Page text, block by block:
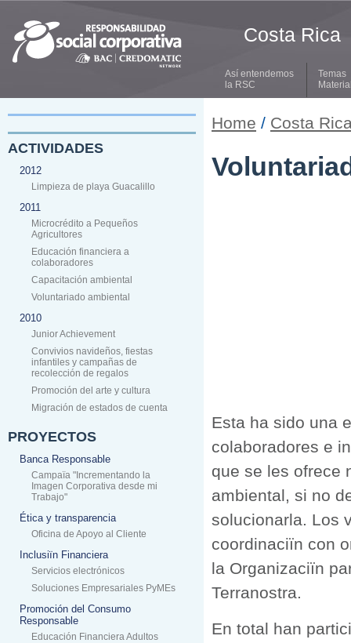
Así entendemos
la RSC
Temas
Costa Rica
ACTIVIDADES
2012
Limpieza de playa Guacalillo
2011
Microcrédito a Pequeños
Agricultores
Educación financiera a
colaboradores
Capacitación ambiental
Voluntariado ambiental
2010
Junior Achievement
Convivios navideños, fiestas
infantiles y campañas de
recolección de regalos
Promoción del arte y cultura
Migración de estados de cuenta
PROYECTOS
Banca Responsable
Campaïa "Incrementando la
Imagen Corporativa desde mi
Trabajo"
Ética y transparencia
Oficina de Apoyo al Cliente
Inclusiïn Financiera
Servicios electrónicos
Soluciones Empresariales PyMEs
Promoción del Consumo
Responsable
Educación Financiera Adultos
Home / Costa
Esta ha sido una
colaboradores e
que se les ofrece
ambiental, si no
solucionarla. Los
coordinaciïn con
la Organizaciïn
Terranostra.
En total han